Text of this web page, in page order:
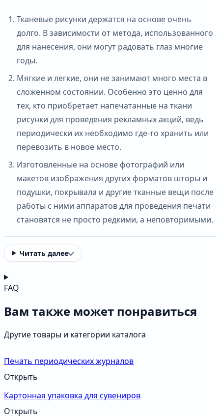
Тканевые рисунки держатся на основе очень
долго. В зависимости от метода, использованного
для нанесения, они могут радовать глаз многие
годы.
Мягкие и легкие, они не занимают много места в
сложенном состоянии. Особенно это ценно для
тех, кто приобретает напечатанные на ткани
рисунки для проведения рекламных акций, ведь
периодически их необходимо где-то хранить или
перевозить в новое место.
Изготовленные на основе фотографий или
макетов изображения других форматов шторы и
подушки, покрывала и другие тканные вещи после
работы с ними аппаратов для проведения печати
становятся не просто редкими, а неповторимыми.
Читать далее
FAQ
Вам также может понравиться
Другие товары и категории каталога
Печать периодических журналов
Открыть
Картонная упаковка для сувениров
Открыть